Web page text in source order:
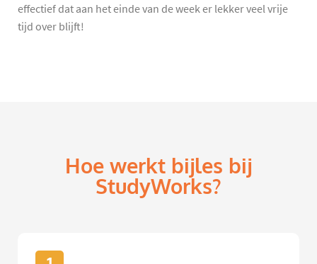
effectief dat aan het einde van de week er lekker veel vrije
tijd over blijft!
Hoe werkt bijles bij
StudyWorks?